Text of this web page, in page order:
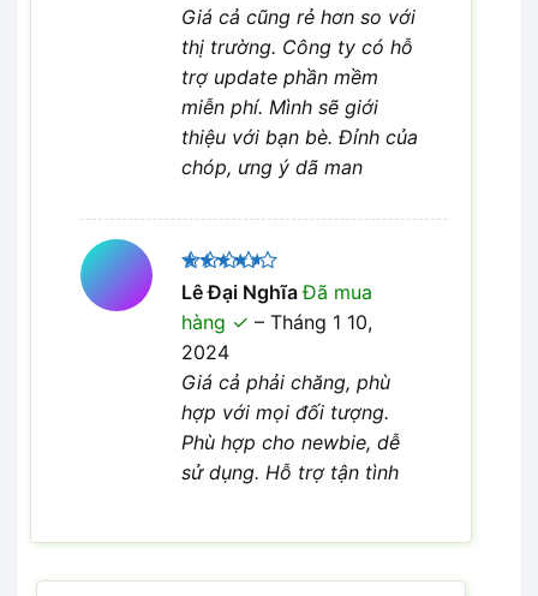
Giá cả cũng rẻ hơn so với
thị trường. Công ty có hỗ
trợ update phần mềm
miễn phí. Mình sẽ giới
thiệu với bạn bè. Đỉnh của
chóp, ưng ý dã man
Được
xếp hạng
45 sao
Lê Đại NghĩaĐã mua
hàng
– Tháng 1 10,
2024
Giá cả phải chăng, phù
hợp với mọi đối tượng.
Phù hợp cho newbie, dễ
sử dụng. Hỗ trợ tận tình